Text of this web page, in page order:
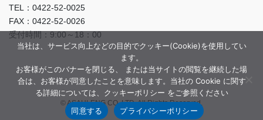
TEL：0422-52-0025
FAX：0422-52-0026
受付時間：9:00～18：00
© ASAHI-ENG CO.,LTD. All Rights Reserved.
当社は、サービス向上などの目的でクッキー(Cookie)を使用してい
ます。
お客様がこのバナーを閉じる、 または当サイトの閲覧を継続した場
合は、お客様が同意したことを意味します。当社の Cookie に関す
る詳細については、クッキーポリシー をご参照ください
同意する
プライバシーポリシー